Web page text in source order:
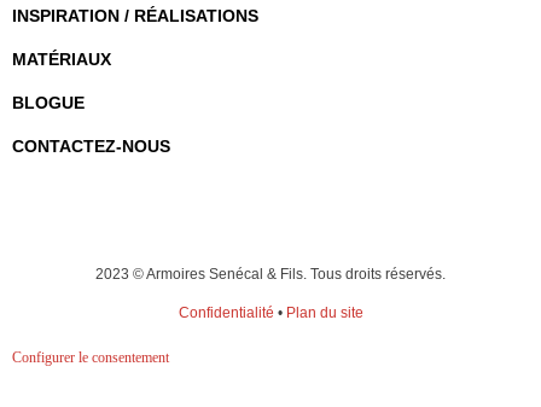
INSPIRATION / RÉALISATIONS
MATÉRIAUX
BLOGUE
CONTACTEZ-NOUS
2023 © Armoires Senécal & Fils. Tous droits réservés.
Confidentialité • Plan du site
Configurer le consentement